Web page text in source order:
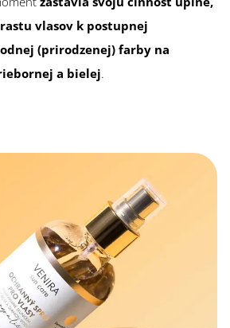
vlasov k postupnej
(prirodzenej) farby na
a bielej.